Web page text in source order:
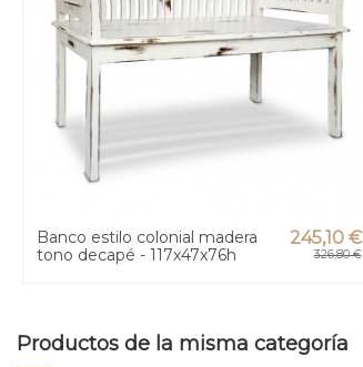
Banco estilo colonial madera
tono decapé - 117x47x76h
245,10 €
326,80 €
Productos de la misma categoría